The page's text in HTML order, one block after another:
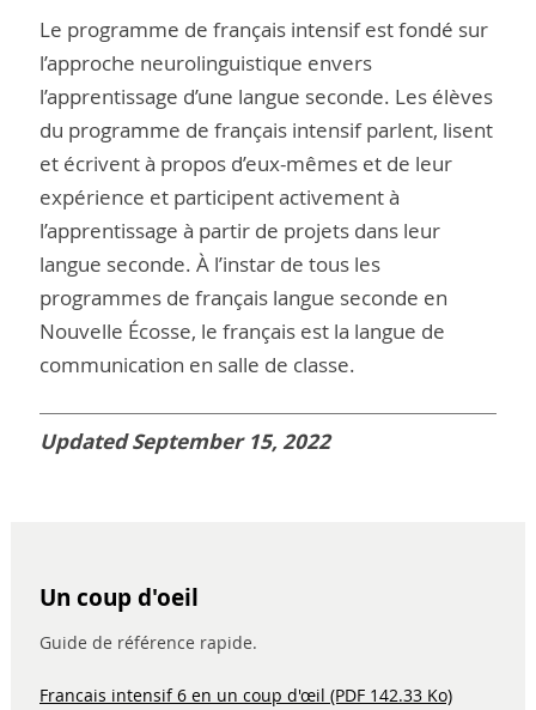
Le programme de français intensif est fondé sur
l’approche neurolinguistique envers
l’apprentissage d’une langue seconde. Les élèves
du programme de français intensif parlent, lisent
et écrivent à propos d’eux-mêmes et de leur
expérience et participent activement à
l’apprentissage à partir de projets dans leur
langue seconde. À l’instar de tous les
programmes de français langue seconde en
Nouvelle Écosse, le français est la langue de
communication en salle de classe.
Updated September 15, 2022
Un coup d'oeil
Guide de référence rapide.
Francais intensif 6 en un coup d'œil (PDF 142.33 Ko)